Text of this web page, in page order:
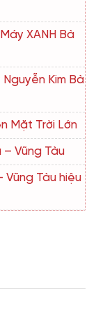
XANH Bà
Nguyễn Kim Bà
Mặt Trời Lớn
Vũng Tàu
Tàu hiệu